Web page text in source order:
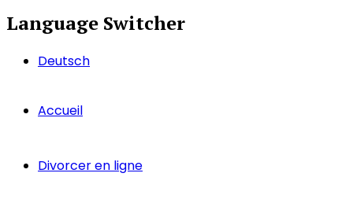
Language Switcher
Deutsch
Accueil
Divorcer en ligne